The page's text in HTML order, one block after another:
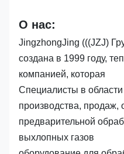
О нас:
JingzhongJing (((JZJ)
создана в 1999 году,
компанией, которая
Специалисты в
производства, продаж,
предварительной
выхлопных газов